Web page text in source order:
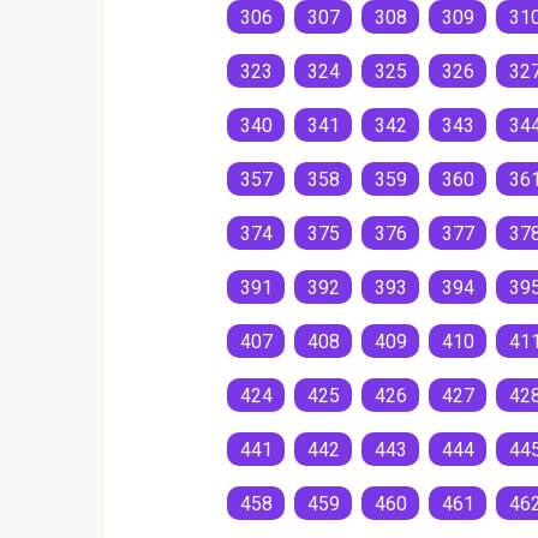
306 307 308 309
323 324 325 326
340 341 342 343
357 358 359 360
374 375 376 377
391 392 393 394
407 408 409 410
424 425 426 427
441 442 443 444
458 459 460 461